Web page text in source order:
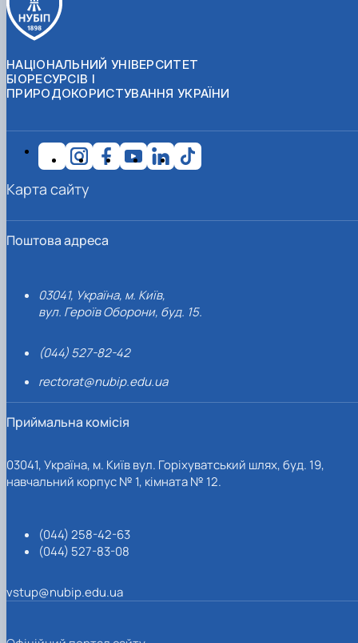
НАЦІОНАЛЬНИЙ УНІВЕРСИТЕТ
БІОРЕСУРСІВ І
ПРИРОДОКОРИСТУВАННЯ УКРАЇНИ
Поштова адреса
03041, Україна, м. Київ,
вул. Героїв Оборони, буд. 15.
(044) 527-82-42
rectorat@nubip.edu.ua
Приймальна комісія
03041, Україна, м. Київ вул. Горіхуватський шлях, буд. 19,
навчальний корпус № 1, кімната № 12.
(044) 258-42-63
(044) 527-83-08
vstup@nubip.edu.ua
Карта сайту